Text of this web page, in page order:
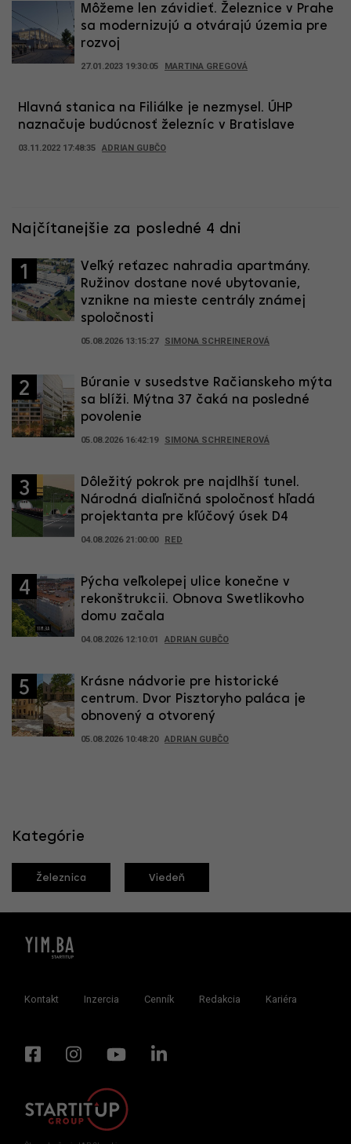
Môžeme len závidieť. Železnice v Prahe
sa modernizujú a otvárajú územia pre
rozvoj
27.01.2023 19:30:05 MARTINA GREGOVÁ
Hlavná stanica na Filiálke je nezmysel. ÚHP
naznačuje budúcnosť železníc v Bratislave
03.11.2022 17:48:35 ADRIAN GUBČO
Najčítanejšie za posledné 4 dni
1
Veľký reťazec nahradia apartmány.
Ružinov dostane nové ubytovanie,
vznikne na mieste centrály známej
spoločnosti
05.08.2026 13:15:27 SIMONA SCHREINEROVÁ
2
Búranie v susedstve Račianskeho mýta
sa blíži. Mýtna 37 čaká na posledné
povolenie
05.08.2026 16:42:19 SIMONA SCHREINEROVÁ
3
Dôležitý pokrok pre najdlhší tunel.
Národná diaľničná spoločnosť hľadá
projektanta pre kľúčový úsek D4
04.08.2026 21:00:00 RED
4
Pýcha veľkolepej ulice konečne v
rekonštrukcii. Obnova Swetlikovho
domu začala
04.08.2026 12:10:01 ADRIAN GUBČO
5
Krásne nádvorie pre historické
centrum. Dvor Pisztoryho paláca je
obnovený a otvorený
05.08.2026 10:48:20 ADRIAN GUBČO
Kategórie
Železnica Viedeň
Kontakt Inzercia Cenník Redakcia Kariéra